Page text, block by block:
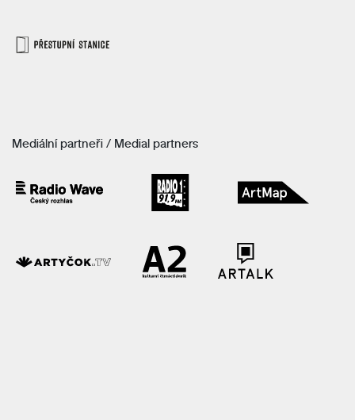
Mediální partneři / Medial partners